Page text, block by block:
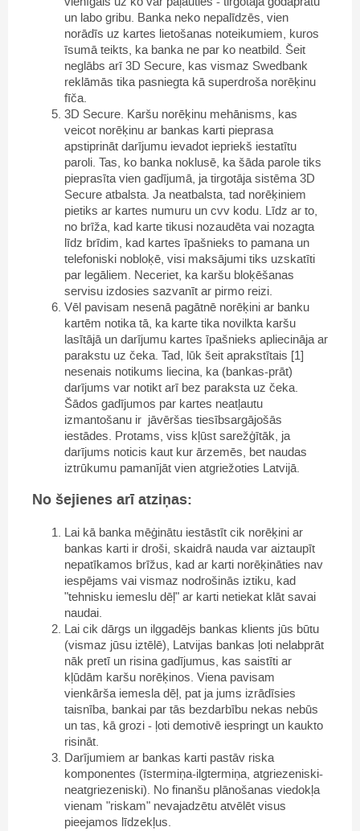
un labo gribu. Banka neko nepalīdzēs, vien
norādīs uz kartes lietošanas noteikumiem, kuros
īsumā teikts, ka banka ne par ko neatbild. Šeit
neglābs arī 3D Secure, kas vismaz Swedbank
reklāmās tika pasniegta kā superdroša norēķinu
fīča.
3D Secure. Karšu norēķinu mehānisms, kas
veicot norēķinu ar bankas karti pieprasa
apstiprināt darījumu ievadot iepriekš iestatītu
paroli. Tas, ko banka noklusē, ka šāda parole tiks
pieprasīta vien gadījumā, ja tirgotāja sistēma 3D
Secure atbalsta. Ja neatbalsta, tad norēķiniem
pietiks ar kartes numuru un cvv kodu. Līdz ar to,
no brīža, kad karte tikusi nozaudēta vai nozagta
līdz brīdim, kad kartes īpašnieks to pamana un
telefoniski nobloķē, visi maksājumi tiks uzskatīti
par legāliem. Neceriet, ka karšu bloķēšanas
servisu izdosies sazvanīt ar pirmo reizi.
Vēl pavisam nesenā pagātnē norēķini ar banku
kartēm notika tā, ka karte tika novilkta karšu
lasītājā un darījumu kartes īpašnieks apliecināja ar
parakstu uz čeka. Tad, lūk šeit aprakstītais [1]
nesenais notikums liecina, ka (bankas-prāt)
darījums var notikt arī bez paraksta uz čeka.
Šādos gadījumos par kartes neatļautu
izmantošanu ir jāvēršas tiesībsargājošās
iestādes. Protams, viss kļūst sarežģītāk, ja
darījums noticis kaut kur ārzemēs, bet naudas
iztrūkumu pamanījāt vien atgriežoties Latvijā.
No šejienes arī atziņas:
Lai kā banka mēģinātu iestāstīt cik norēķini ar
bankas karti ir droši, skaidrā nauda var aiztaupīt
nepatīkamos brīžus, kad ar karti norēķināties nav
iespējams vai vismaz nodrošinās iztiku, kad
"tehnisku iemeslu dēļ" ar karti netiekat klāt savai
naudai.
Lai cik dārgs un ilggadējs bankas klients jūs būtu
(vismaz jūsu iztēlē), Latvijas bankas ļoti nelabprāt
nāk pretī un risina gadījumus, kas saistīti ar
kļūdām karšu norēķinos. Viena pavisam
vienkārša iemesla dēļ, pat ja jums izrādīsies
taisnība, bankai par tās bezdarbību nekas nebūs
un tas, kā grozi - ļoti demotivē iespringt un kaukto
risināt.
Darījumiem ar bankas karti pastāv riska
komponentes (īstermiņa-ilgtermiņa, atgriezeniski-
neatgriezeniski). No finanšu plānošanas viedokļa
vienam "riskam" nevajadzētu atvēlēt visus
pieejamos līdzekļus.